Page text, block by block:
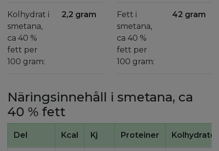
Kolhydrat i
smetana,
ca 40 %
fett per
100 gram:
2,2 gram
Fett i
smetana,
ca 40 %
fett per
100 gram:
42 gram
Näringsinnehåll i smetana, ca
40 % fett
Del Kcal Kj Proteiner Kolhydrater